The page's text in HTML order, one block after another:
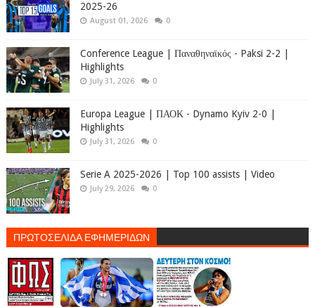
2025-26
August 01, 2026 0
Conference League | Παναθηναϊκός - Paksi 2-2 |
Highlights
July 31, 2026 0
Europa League | ΠΑΟΚ - Dynamo Kyiv 2-0 |
Highlights
July 31, 2026 0
Serie A 2025-2026 | Top 100 assists | Video
July 29, 2026 0
ΠΡΩΤΟΣΕΛΙΔΑ ΕΦΗΜΕΡΙΔΩΝ